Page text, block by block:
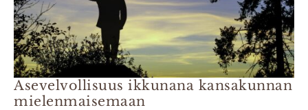
Asevelvollisuus ikkunana kansakunnan
mielenmaisemaan